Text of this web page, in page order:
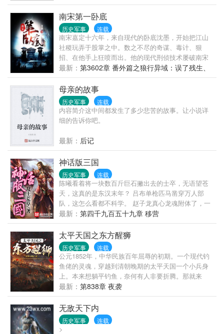
南宋第一卧底
历史军事 连载
南宋嘉定十六年，来自现代的卧底沈墨，开始把江山
社稷玩弄于股掌之中。数之不尽的奇谋、毒计、狠
招、在他手上狂喷而出。他的现代刑侦技术屡破南宋
奇案，他的谍报技能狂虐辽金密谍。当纵横无敌的蒙
元铁骑滚滚而来时，他练成的钢铁之师，迎头撞碎了
蒙古铁骑那席卷天下之势！只手补天，力挽天倾，这
是一场一个人对抗一个时代的战争！......
最新： 第3602章 番外篇之狼行异域：误了残生、
断了毒肠
母亲的故事
历史军事 连载
内容简介这中间都发生了多少悲苦的故事。让小说详
细的告诉你吧。
最新： 后记
神话版三国
历史军事 连载
陈曦看着将一块数百斤巨石撇出去的士卒，无语望苍
天，这真的是东汉末年？ 吕布单枪匹马凿穿万人部
队，这怎么看都不科学。 赵子龙真心龙魂附体了，一
剑断山，这真的是人？ 典韦单人护着曹操杀出敌营，
顺手宰了对面数千步骑，这战斗力爆表了吧！ 这是不
是哪里有些不对啊，陈曦顺手摸了一把鹅毛扇挥了一
下，狂风大作，叹了一口气，“这是神话吧，我自己都
不正常了。”
最新： 第四千九百五十九章 移营
太平天国之东方醒狮
历史军事 连载
公元1852年，中华民族百年屈辱的初期。一个现代钓
鱼佬的灵魂，穿越到清朝晚期的太平天国一个小兵身
上。本来想躺平钓鱼，奈何有人非要折腾。那就来
吧！?洪秀全还在装神弄鬼搞拜上帝教，他直接成立科
学院，把洪天王的天父论按在地上摩擦。?清军还在用
抬枪土炮，他的西军已端着后装线膛枪高唱。?曾国藩
写家书感慨"此贼通晓格物"，李鸿章哀嚎"洋大人的火
枪火炮，竟不如贼军！"?抢在明治维新前，用大炮轰
最新： 第838章 夜袭
无敌天下内
历史军事 连载
>